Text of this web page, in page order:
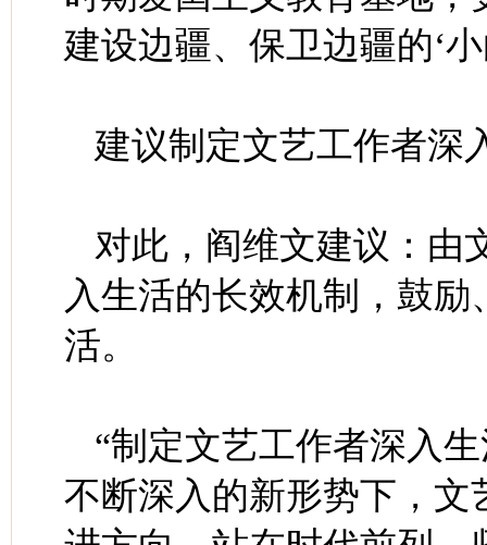
建设边疆、保卫边疆的‘
建议制定文艺工作者深
对此，阎维文建议：由
入生活的长效机制，鼓
活。
“制定文艺工作者深入
不断深入的新形势下，